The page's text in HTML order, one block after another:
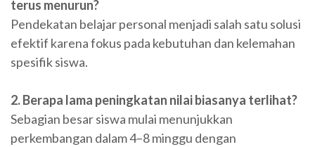
terus menurun?
Pendekatan belajar personal menjadi salah satu solusi
efektif karena fokus pada kebutuhan dan kelemahan
spesifik siswa.
2. Berapa lama peningkatan nilai biasanya terlihat?
Sebagian besar siswa mulai menunjukkan
perkembangan dalam 4–8 minggu dengan